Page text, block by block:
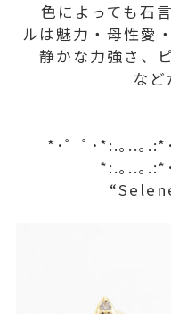
色によっても石
ルは魅力・母性愛
静かな力強さ、
など
*･゜ﾟ･*:.｡..｡.:*
*:.｡..｡.:*